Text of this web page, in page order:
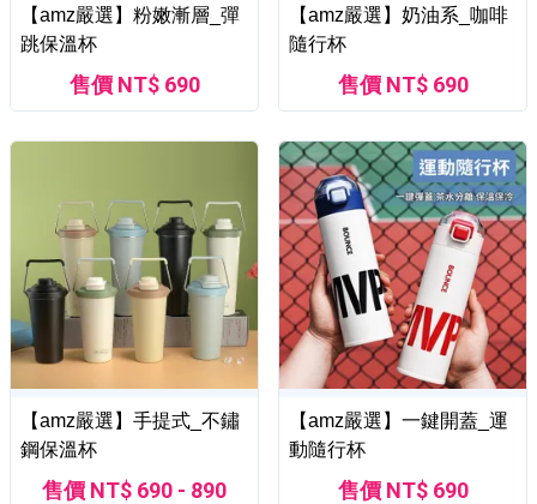
【amz嚴選】粉嫩漸層_彈
跳保溫杯
售價 NT$ 690
【amz嚴選】奶油系_咖啡
隨行杯
售價 NT$ 690
【amz嚴選】手提式_不鏽
鋼保溫杯
售價 NT$ 690 - 890
【amz嚴選】一鍵開蓋_運
動隨行杯
售價 NT$ 690